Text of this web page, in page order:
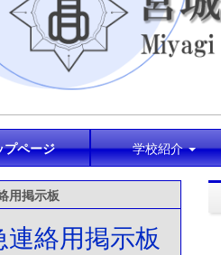
プページ 学校紹介
用掲示板
連絡用掲示板